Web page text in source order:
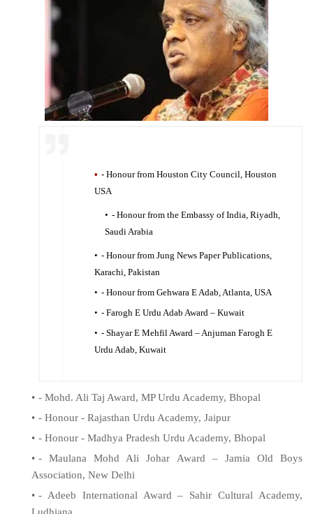
- Honour from Houston City Council, Houston
USA
- Honour from the Embassy of India, Riyadh,
Saudi Arabia
- Honour from Jung News Paper Publications,
Karachi, Pakistan
- Honour from Gehwara E Adab, Atlanta, USA
- Farogh E Urdu Adab Award – Kuwait
- Shayar E Mehfil Award – Anjuman Farogh E
Urdu Adab, Kuwait
- Mohd. Ali Taj Award, MP Urdu Academy, Bhopal
- Honour - Rajasthan Urdu Academy, Jaipur
- Honour - Madhya Pradesh Urdu Academy, Bhopal
- Maulana Mohd Ali Johar Award – Jamia Old Boys
Association, New Delhi
- Adeeb International Award – Sahir Cultural Academy,